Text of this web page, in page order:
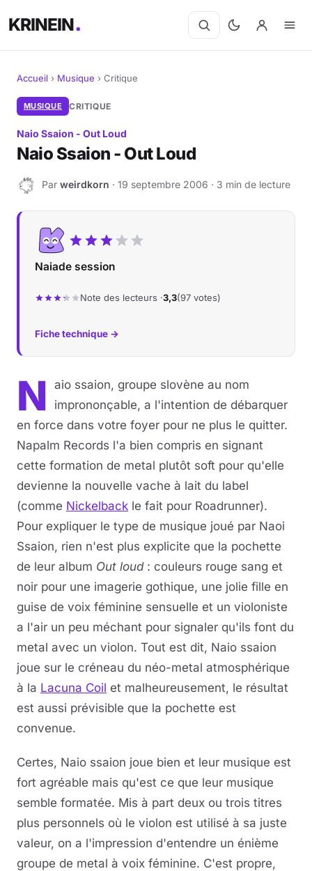
KRINEIN
Cinéma
Séries
Livres
Jeux vidéo
Musique
Sciences & Tech
Forum
Accueil › Musique › Critique
MUSIQUE CRITIQUE
Naio Ssaion - Out Loud
Naio Ssaion - Out Loud
W Par weirdkorn · 19 septembre 2006 · 3 min de lecture
Naiade session
Note des lecteurs ·3,3(97 votes)
Fiche technique →
N aio ssaion, groupe slovène au nom
imprononçable, a l'intention de débarquer
en force dans votre foyer pour ne plus le quitter.
Napalm Records l'a bien compris en signant
cette formation de metal plutôt soft pour qu'elle
devienne la nouvelle vache à lait du label
(comme Nickelback le fait pour Roadrunner).
Pour expliquer le type de musique joué par Naoi
Ssaion, rien n'est plus explicite que la pochette
de leur album Out loud: couleurs rouge sang et
noir pour une imagerie gothique, une jolie fille en
guise de voix féminine sensuelle et un violoniste
a l'air un peu méchant pour signaler qu'ils font du
metal avec un violon. Tout est dit, Naio ssaion
joue sur le créneau du néo-metal atmosphérique
à la Lacuna Coil et malheureusement, le résultat
est aussi prévisible que la pochette est
convenue.
Certes, Naio ssaion joue bien et leur musique est
fort agréable mais qu'est ce que leur musique
semble formatée. Mis à part deux ou trois titres
plus personnels où le violon est utilisé à sa juste
valeur, on a l'impression d'entendre un énième
groupe de metal à voix féminine. C'est propre,